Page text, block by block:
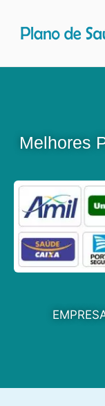
Melhores